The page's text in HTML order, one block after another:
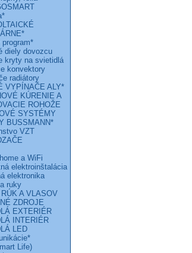
program*
diely dovozcu
kryty na svietidlá
konvektory
radiátory
VYPÍNAČE ALY*
KÚRENIE A
ROHOŽE
SYSTÉMY
BUSSMANN*
VZT
a WiFi
elektroinštalácia
elektronika
ruky
A VLASOV
ZDROJE
EXTERIÉR
INTERIÉR
LED
Life)